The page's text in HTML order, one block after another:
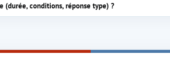
conditions, réponse type) ?